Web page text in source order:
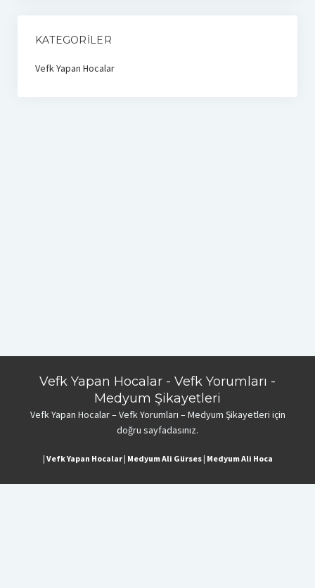
KATEGORILER
Vefk Yapan Hocalar
Vefk Yapan Hocalar - Vefk Yorumları -
Medyum Şikayetleri
Vefk Yapan Hocalar – Vefk Yorumları – Medyum Şikayetleri için
doğru sayfadasınız.
| Vefk Yapan Hocalar| Medyum Ali Gürses| Medyum Ali Hoca